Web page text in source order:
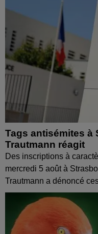
Tags antisémites à
Trautmann réagit
Des inscriptions à
mercredi 5 août à
Trautmann a dénoncé